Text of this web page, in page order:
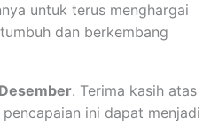
untuk terus menghargai
dan berkembang
. Terima kasih atas
ini dapat menjadi